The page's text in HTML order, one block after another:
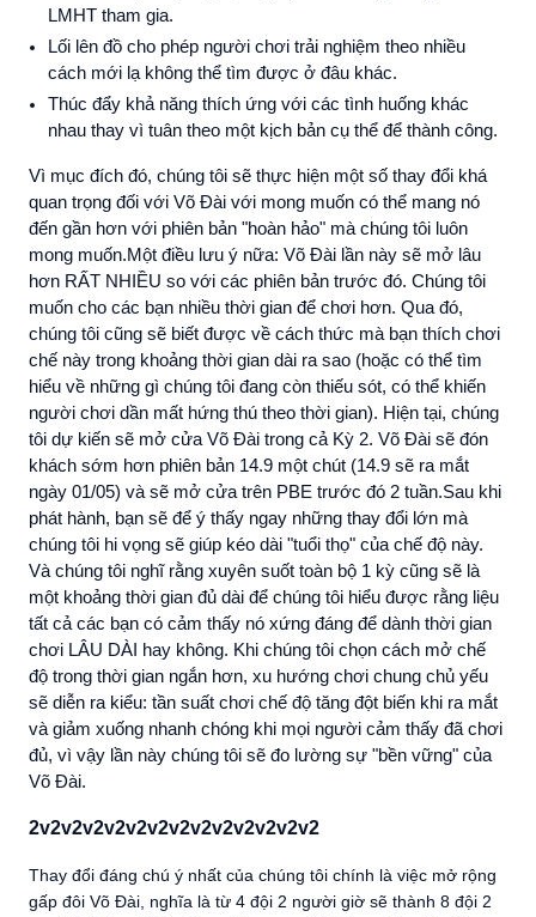
LMHT tham gia.
Lối lên đồ cho phép người chơi trải nghiệm theo nhiều
cách mới lạ không thể tìm được ở đâu khác.
Thúc đẩy khả năng thích ứng với các tình huống khác
nhau thay vì tuân theo một kịch bản cụ thể để thành công.
Vì mục đích đó, chúng tôi sẽ thực hiện một số thay đổi khá
quan trọng đối với Võ Đài với mong muốn có thể mang nó
đến gần hơn với phiên bản "hoàn hảo" mà chúng tôi luôn
mong muốn.Một điều lưu ý nữa: Võ Đài lần này sẽ mở lâu
hơn RẤT NHIỀU so với các phiên bản trước đó. Chúng tôi
muốn cho các bạn nhiều thời gian để chơi hơn. Qua đó,
chúng tôi cũng sẽ biết được về cách thức mà bạn thích chơi
chế này trong khoảng thời gian dài ra sao (hoặc có thể tìm
hiểu về những gì chúng tôi đang còn thiếu sót, có thể khiến
người chơi dần mất hứng thú theo thời gian). Hiện tại, chúng
tôi dự kiến sẽ mở cửa Võ Đài trong cả Kỳ 2. Võ Đài sẽ đón
khách sớm hơn phiên bản 14.9 một chút (14.9 sẽ ra mắt
ngày 01/05) và sẽ mở cửa trên PBE trước đó 2 tuần.Sau khi
phát hành, bạn sẽ để ý thấy ngay những thay đổi lớn mà
chúng tôi hi vọng sẽ giúp kéo dài "tuổi thọ" của chế độ này.
Và chúng tôi nghĩ rằng xuyên suốt toàn bộ 1 kỳ cũng sẽ là
một khoảng thời gian đủ dài để chúng tôi hiểu được rằng liệu
tất cả các bạn có cảm thấy nó xứng đáng để dành thời gian
chơi LÂU DÀI hay không. Khi chúng tôi chọn cách mở chế
độ trong thời gian ngắn hơn, xu hướng chơi chung chủ yếu
sẽ diễn ra kiểu: tần suất chơi chế độ tăng đột biến khi ra mắt
và giảm xuống nhanh chóng khi mọi người cảm thấy đã chơi
đủ, vì vậy lần này chúng tôi sẽ đo lường sự "bền vững" của
Võ Đài.
2v2v2v2v2v2v2v2v2v2v2v2v2v2
Thay đổi đáng chú ý nhất của chúng tôi chính là việc mở rộng
gấp đôi Võ Đài, nghĩa là từ 4 đội 2 người giờ sẽ thành 8 đội 2